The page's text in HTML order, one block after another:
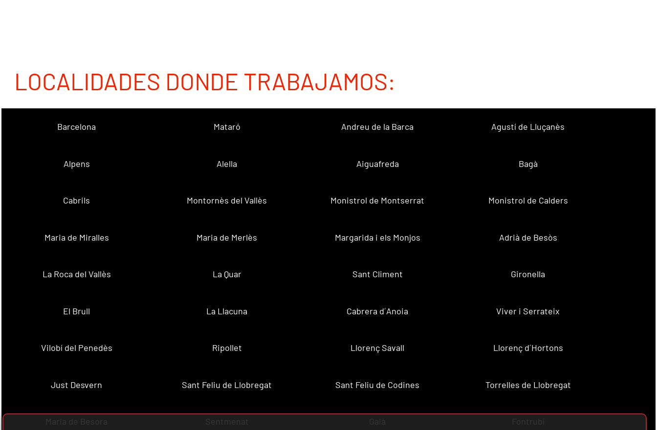
LOCALIDADES DONDE TRABAJAMOS:
Barcelona Mataró Andreu de la Barca Agustí de Lluçanès
Alpens Alella Aiguafreda Bagà
Cabrils Montornès del Vallès Monistrol de Montserrat Monistrol de Calders
Maria de Miralles Maria de Merlès Margarida i els Monjos Adrià de Besòs
La Roca del Vallès La Quar Sant Climent Gironella
El Brull La Llacuna Cabrera d´Anoia Viver i Serrateix
Vilobí del Penedès Ripollet Llorenç Savall Llorenç d´Hortons
Just Desvern Sant Feliu de Llobregat Sant Feliu de Codines Torrelles de Llobregat
Maria de Besora Sentmenat Gaià Fontrubí